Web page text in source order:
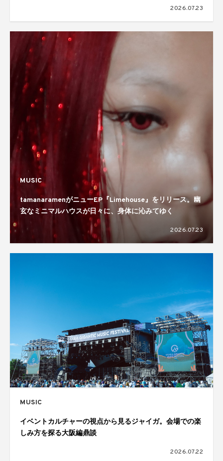
2026.07.23
MUSIC
tamanaramenがニューEP『Limehouse』をリリース。幽
玄なミニマルハウスが日々に、身体に沁みてゆく
2026.07.23
MUSIC
イベントカルチャーの視点から見るジャイガ。会場での楽
しみ方を探る大阪編鼎談
2026.07.22